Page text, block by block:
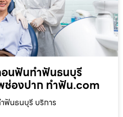
นฟันทำฟันธนบุรี
ช่องปาก ทำฟัน.com
ฟันธนบุรี บริการ